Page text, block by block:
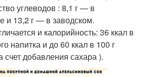
углеводов : 8,1 г — в
и 13,2 г — в заводском.
и калорийность: 36 ккал в
напитка и до 60 ккал в 100 г
добавления сахара ).